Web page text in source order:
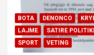
BOTA DENONCO
LAJME
SATIRE
SPORT
VETING